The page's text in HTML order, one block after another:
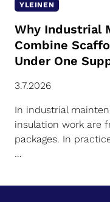
YLEINEN
Why Industrial
Combine
Under One
3.7.2026
In industrial
insulation work are
packages. In
…